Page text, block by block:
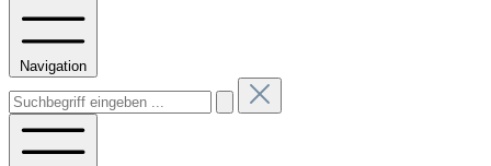
Navigation